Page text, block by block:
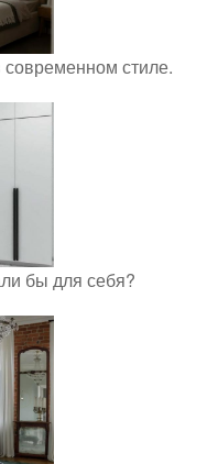
стиле.
бы для себя?